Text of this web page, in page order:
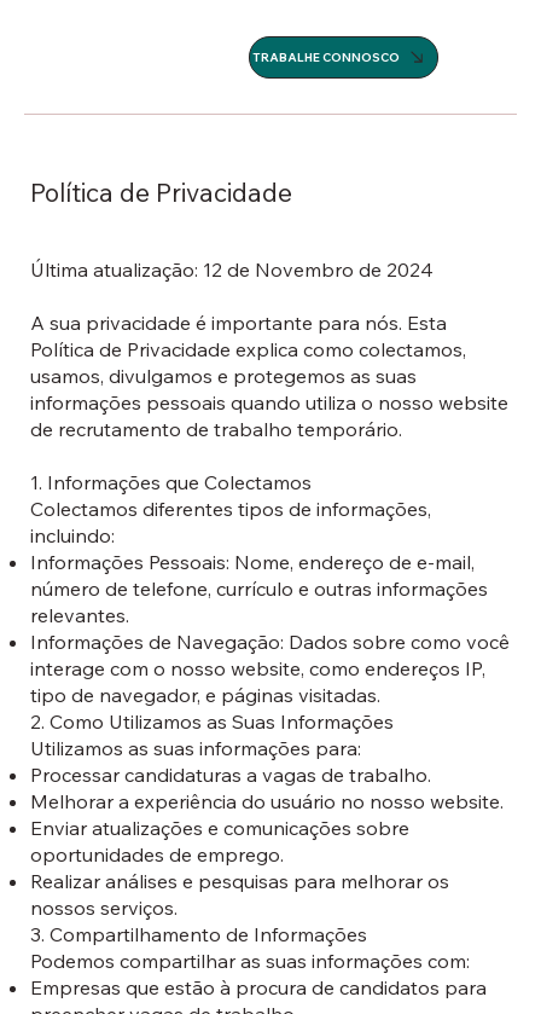
TRABALHE CONNOSCO
Política de Privacidade
Última atualização: 12 de Novembro de 2024
A sua privacidade é importante para nós. Esta
Política de Privacidade explica como colectamos,
usamos, divulgamos e protegemos as suas
informações pessoais quando utiliza o nosso website
de recrutamento de trabalho temporário.
1. Informações que Colectamos
Colectamos diferentes tipos de informações,
incluindo:
Informações Pessoais: Nome, endereço de e-mail,
número de telefone, currículo e outras informações
relevantes.
Informações de Navegação: Dados sobre como você
interage com o nosso website, como endereços IP,
tipo de navegador, e páginas visitadas.
2. Como Utilizamos as Suas Informações
Utilizamos as suas informações para:
Processar candidaturas a vagas de trabalho.
Melhorar a experiência do usuário no nosso website.
Enviar atualizações e comunicações sobre
oportunidades de emprego.
Realizar análises e pesquisas para melhorar os
nossos serviços.
3. Compartilhamento de Informações
Podemos compartilhar as suas informações com:
Empresas que estão à procura de candidatos para